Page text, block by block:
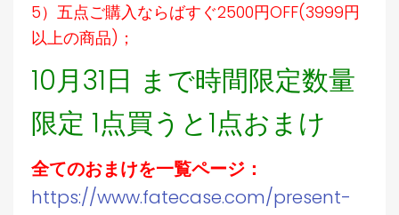
5）五点ご購入ならばすぐ2500円OFF(3999円
以上の商品)；
10月31日 まで時間限定数量
限定 1点買うと1点おまけ
全てのおまけを一覧ページ：
https://www.fatecase.com/present-